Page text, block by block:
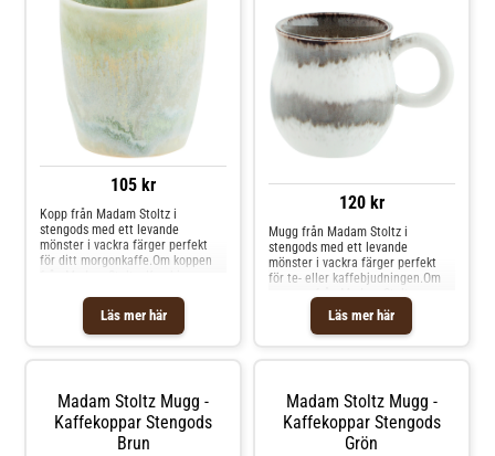
105 kr
Läs mer här
Kopp från Madam Stoltz i
stengods med ett levande
mönster i vackra färger perfekt
för ditt morgonkaffe.Om koppen
kollektionen från Madam Stoltz.-
Varje artikel är unik och kan
variera något i utseendet.- Finns i
Design.
120 kr
Läs mer här
Mugg från Madam Stoltz i
stengods med ett levande
mönster i vackra färger perfekt
för te- eller kaffebjudningen.Om
muggen från Madam Stoltz-
Kombinera muggen med andra
delar från kollektionen från
Madam Stoltz.- Varje artikel är
Kaffekoppar och mer Muggar &
Koppar hos Royal Design.
Madam Stoltz Mugg -
Kaffekoppar Stengods
Brun
Madam Stoltz Mugg -
Kaffekoppar Stengods
Grön